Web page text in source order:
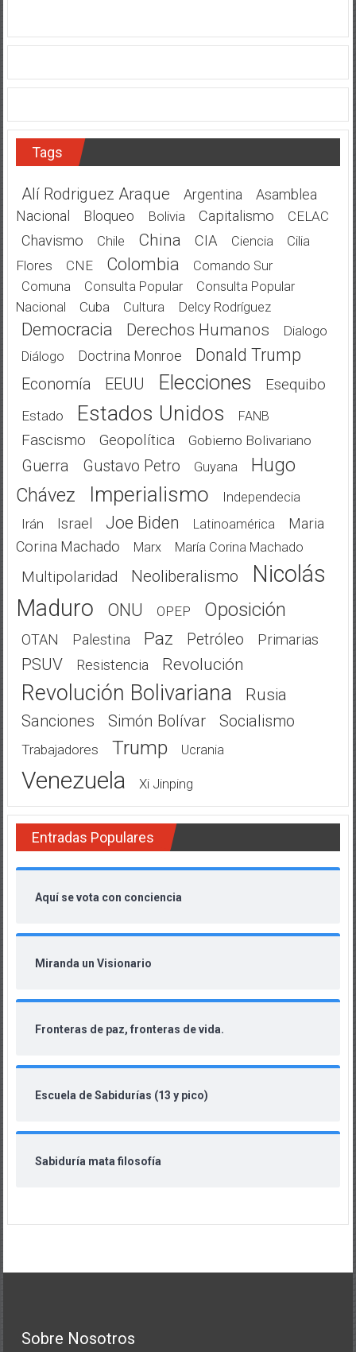
Tags
Alí Rodriguez Araque Argentina
Asamblea
Nacional
Bloqueo Bolivia Capitalismo CELAC
Chavismo Chile China CIA Ciencia
Cilia
Flores
CNE Colombia
Comando Sur
Comuna
Consulta Popular
Consulta Popular
Nacional
Cuba Cultura Delcy Rodríguez
Democracia Derechos Humanos Dialogo
Diálogo Doctrina Monroe Donald Trump
Economía EEUU Elecciones Esequibo
Estado Estados Unidos FANB
Fascismo Geopolítica Gobierno Bolivariano
Guerra Gustavo Petro Guyana
Hugo
Chávez
Imperialismo Independecia
Irán Israel Joe Biden Latinoamérica
Maria
Corina Machado
Marx María Corina Machado
Multipolaridad Neoliberalismo
Nicolás
Maduro
ONU OPEP Oposición
OTAN Palestina Paz Petróleo Primarias
PSUV Resistencia Revolución
Revolución Bolivariana
Rusia
Sanciones
Simón Bolívar Socialismo
Trabajadores Trump Ucrania
Venezuela Xi Jinping
Entradas Populares
Aquí se vota con conciencia
Miranda un Visionario
Fronteras de paz, fronteras de vida.
Escuela de Sabidurías (13 y pico)
Sabiduría mata filosofía
Sobre Nosotros